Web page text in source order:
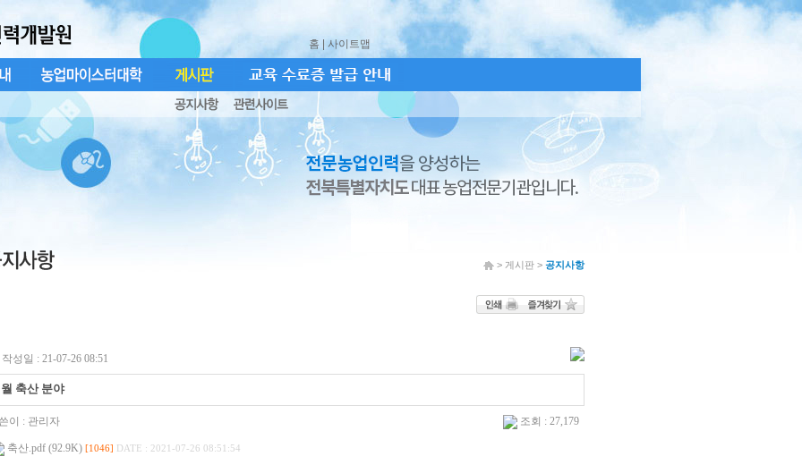
홈 | 사이트맵
> 게시판 > 공지사항
작성일 : 21-07-26 08:51
축산 분야
이 : 관리자 조회 : 27,179
축산.pdf (92.9K) [1046] DATE : 2021-07-26 08:51:54